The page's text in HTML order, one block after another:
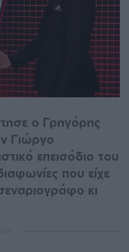
ο Γρηγόρης
Γιώργο
επεισόδιο του
που είχε
κι